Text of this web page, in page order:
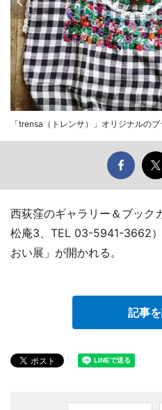
「trensa（トレンサ）」オリジナルのブ
西荻窪のギャラリー＆ブック
松庵3、TEL 03-5941-3662
おい展」が開かれる。
記事